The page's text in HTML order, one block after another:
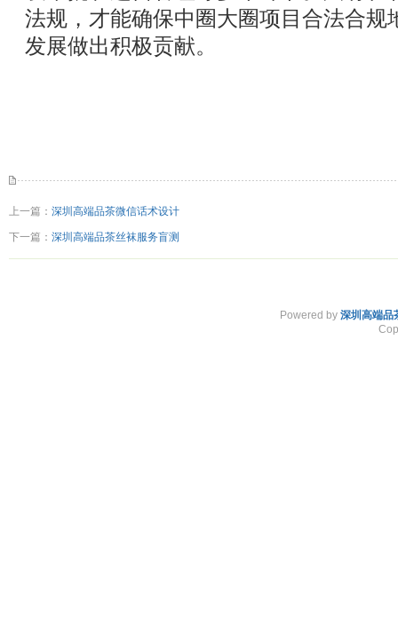
法规，才能确保中圈大圈项目合法合规
发展做出积极贡献。
上一篇： 深圳高端品茶微信话术设计
下一篇： 深圳高端品茶丝袜服务盲测
Powered by 深圳高端品